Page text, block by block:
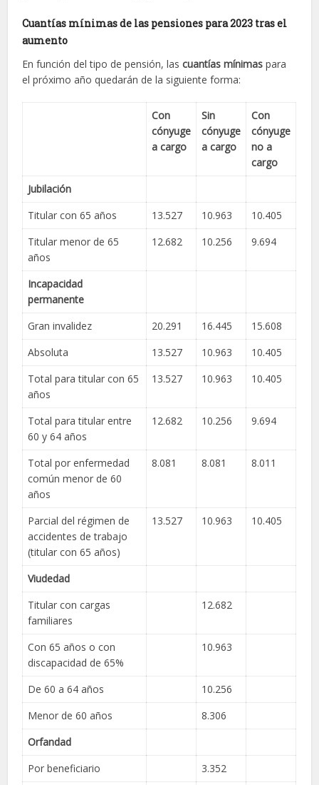
Cuantías mínimas de las pensiones para 2023 tras el
aumento
En función del tipo de pensión, lascuantías mínimaspara
el próximo año quedarán de la siguiente forma:
Con
cónyuge
a cargo
Sin
cónyuge
a cargo
Con
cónyuge
no a
cargo
Jubilación
Titular con 65 años
13.527 10.963
10.405
Titular menor de 65
años
12.682 10.256 9.694
Incapacidad
permanente
Gran invalidez
20.291 16.445
15.608
Absoluta
13.527 10.963
10.405
Total para titular con 65
años
13.527 10.963 10.405
Total para titular entre
60 y 64 años
12.682 10.256 9.694
Total por enfermedad
común menor de 60
años
8.081 8.081 8.011
Parcial del régimen de
accidentes de trabajo
(titular con 65 años)
13.527 10.963 10.405
Viudedad
Titular con cargas
familiares
12.682
Con 65 años o con
discapacidad de 65%
10.963
De 60 a 64 años
10.256
Menor de 60 años
8.306
Orfandad
Por beneficiario
3.352